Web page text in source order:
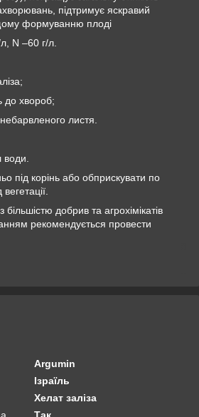
підтримує яскравий
формуванню плоді
N –60 г/л.
до хвороб;
листя.
під корінь або обприскувати по
більшістю добрив та агрохімікатів
рекомендується провести
Argumin
Ізраїль
Хелат заліза
Так